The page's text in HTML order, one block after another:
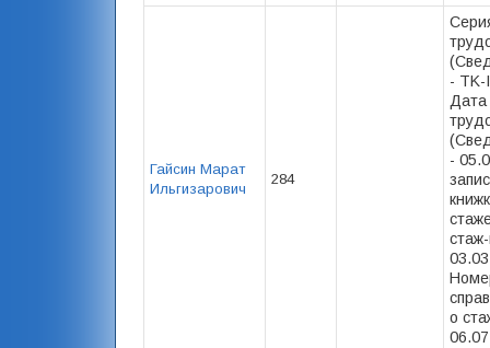
Гайсин Марат
Ильгизарович
284
-
Дата
-
о